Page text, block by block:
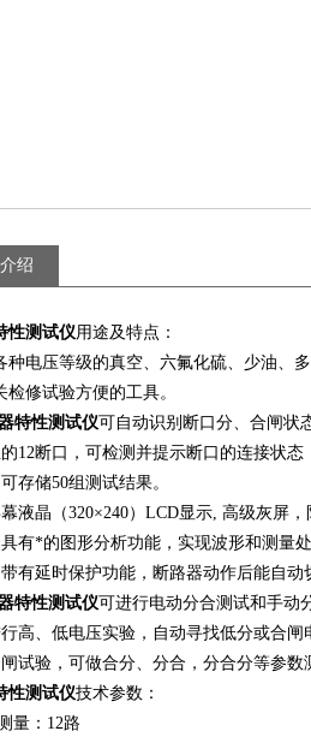
绍
性测试仪用途及特点：
种电压等级的真空、六氟化硫、少油、
检修试验方便的工具。
特性测试仪可自动识别断口分、合闸状
12断口，可检测并提示断口的连接状态
存储50组测试结果。
液晶（320×240）LCD显示, 高级灰屏
有*的图形分析功能，实现波形和测量
有延时保护功能，断路器动作后能自动
特性测试仪可进行电动分合测试和手动
高、低电压实验，自动寻找低分或合闸
试验，可做合分、分合，分合分等参数
性测试仪技术参数：
量：12路